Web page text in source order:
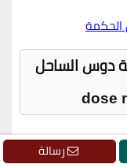
الحكمة
دوس الساحل
رسالة